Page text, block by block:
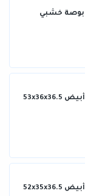
كرسي دورة مياه هوميك أبيض 53x36x36.5
كرسي دورة مياه هوميك أبيض 52x35x36.5